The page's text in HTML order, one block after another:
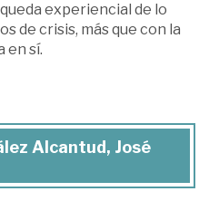
experiencial de lo
de crisis, más que con la
en sí.
Alcantud, José